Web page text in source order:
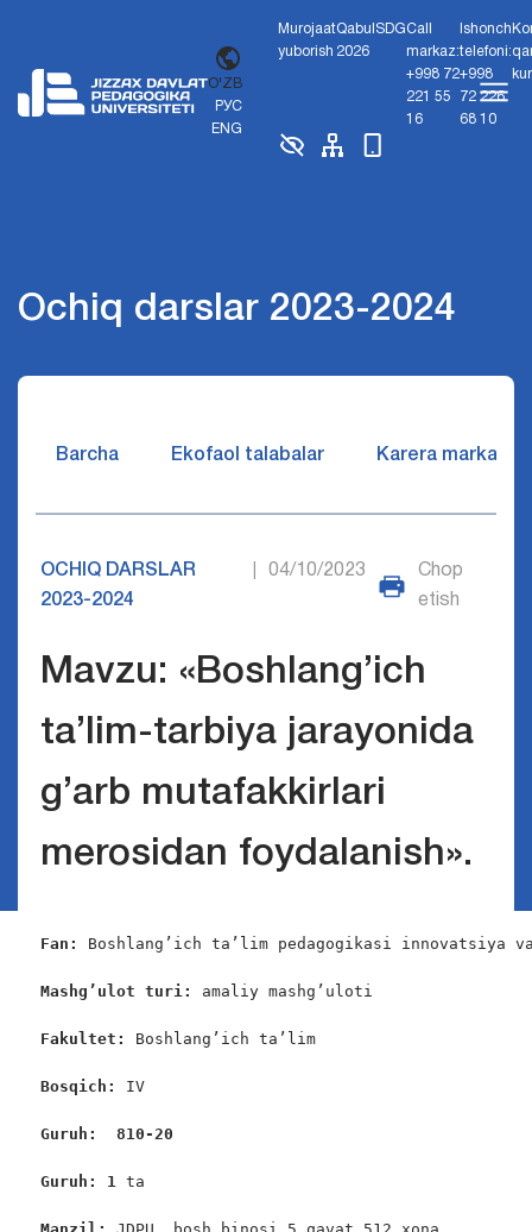
O'ZB
РУС
ENG
Murojaat
yuborish
Qabul
2026
SDGCall
markaz:
+998 72
221 55
16
Ishonch
telefoni:
+998
72 226
68 10
Ochiq darslar 2023-2024
Barcha Ekofaol talabalar Karera markazi
OCHIQ DARSLAR
2023-2024
04/10/2023
Chop
etish
Mavzu: «Boshlang’ich
ta’lim-tarbiya jarayonida
g’arb mutafakkirlari
merosidan foydalanish».
Fan: Boshlang’ich ta’lim pedagogikasi innovatsiya
Mashg’ulot turi: amaliy mashg’uloti
Fakultet: Boshlang’ich ta’lim
Bosqich: IV
Guruh:  810-20
Guruh: 1 ta